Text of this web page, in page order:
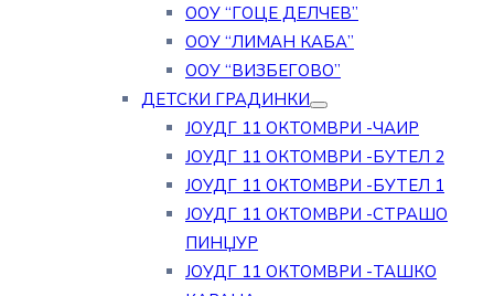
ООУ “ГОЦЕ ДЕЛЧЕВ”
ООУ “ЛИМАН КАБА”
ООУ “ВИЗБЕГОВО”
ДЕТСКИ ГРАДИНКИ
ЈОУДГ 11 ОКТОМВРИ -ЧАИР
ЈОУДГ 11 ОКТОМВРИ -БУТЕЛ 2
ЈОУДГ 11 ОКТОМВРИ -БУТЕЛ 1
ЈОУДГ 11 ОКТОМВРИ -СТРАШО
ПИНЏУР
ЈОУДГ 11 ОКТОМВРИ -ТАШКО